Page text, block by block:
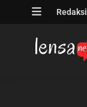
Open
Redaksi